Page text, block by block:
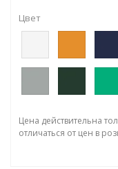
Цвет
Цена действительна
отличаться от цен в